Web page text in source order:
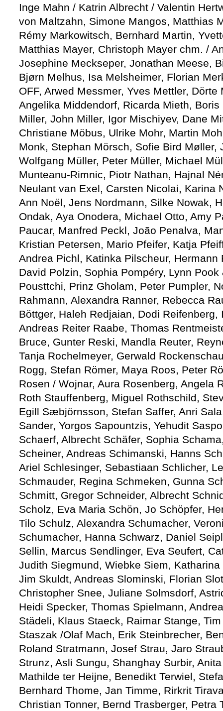
Inge Mahn / Katrin Albrecht / Valentin
von Maltzahn, Simone Mangos, Matthias
Rémy Markowitsch, Bernhard Martin,
Matthias Mayer, Christoph Mayer chm. /
Josephine Meckseper, Jonathan Meese,
Bjørn Melhus, Isa Melsheimer, Florian
OFF, Arwed Messmer, Yves Mettler, Dörte
Angelika Middendorf, Ricarda Mieth,
Miller, John Miller, Igor Mischiyev, Dane
Christiane Möbus, Ulrike Mohr, Martin
Monk, Stephan Mörsch, Sofie Bird Møller,
Wolfgang Müller, Peter Müller, Michael
Munteanu-Rimnic, Piotr Nathan, Hajnal
Neulant van Exel, Carsten Nicolai, Karina
Ann Noël, Jens Nordmann, Silke Nowak,
Ondak, Aya Onodera, Michael Otto, Amy
Paucar, Manfred Peckl, João Penalva,
Kristian Petersen, Mario Pfeifer, Katja
Andrea Pichl, Katinka Pilscheur,
David Polzin, Sophia Pompéry, Lynn
Pousttchi, Prinz Gholam, Peter Pumpler,
Rahmann, Alexandra Ranner, Rebecca
Böttger, Haleh Redjaian, Dodi
Andreas Reiter Raabe, Thomas
Bruce, Gunter Reski, Mandla Reuter,
Tanja Rochelmeyer, Gerwald
Rogg, Stefan Römer, Maya Roos, Peter
Rosen / Wojnar, Aura Rosenberg, Angela
Roth Stauffenberg, Miguel Rothschild,
Egill Sæbjörnsson, Stefan Saffer, Anri
Sander, Yorgos Sapountzis, Yehudit
Schaerf, Albrecht Schäfer, Sophia
Scheiner, Andreas Schimanski, Hanns
Ariel Schlesinger, Sebastiaan Schlicher,
Schmauder, Regina Schmeken, Gunna
Schmitt, Gregor Schneider, Albrecht
Scholz, Eva Maria Schön, Jo Schöpfer,
Tilo Schulz, Alexandra Schumacher,
Schumacher, Hanna Schwarz, Daniel
Sellin, Marcus Sendlinger, Eva Seufert,
Judith Siegmund, Wiebke Siem,
Jim Skuldt, Andreas Slominski, Florian
Christopher Snee, Juliane Solmsdorf,
Heidi Specker, Thomas Spielmann,
Städeli, Klaus Staeck, Raimar Stange,
Staszak /Olaf Mach, Erik Steinbrecher,
Roland Stratmann, Josef Strau, Jaro
Strunz, Asli Sungu, Shanghay Surbir,
Mathilde ter Heijne, Benedikt Terwiel,
Bernhard Thome, Jan Timme, Rirkrit
Christian Tonner, Bernd Trasberger,